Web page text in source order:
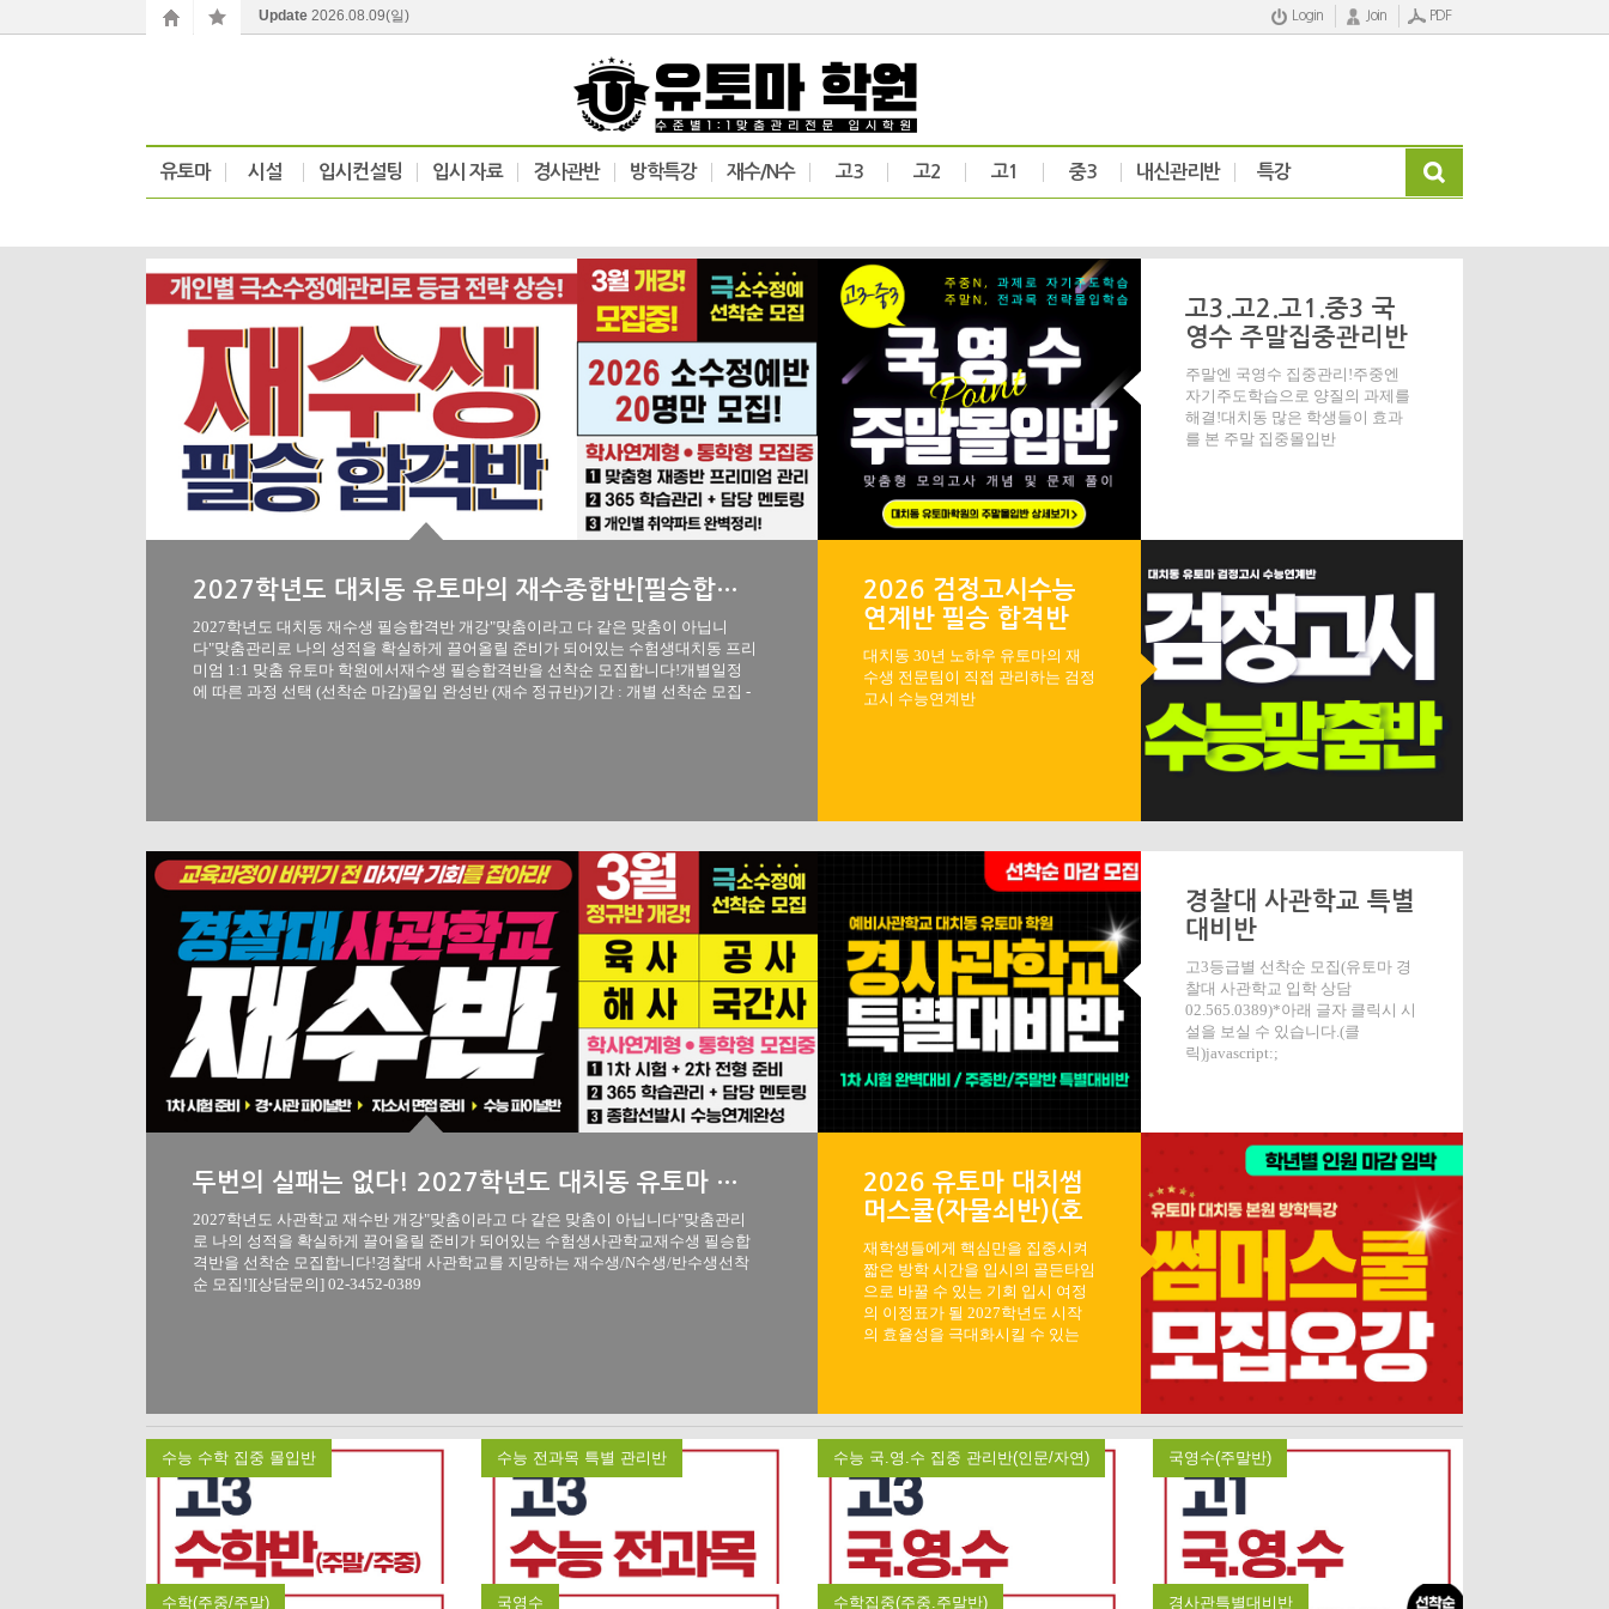
Update 2026.08.09(일) Login Join PDF
유토마 시설 입시컨설팅 입시 자료 경사관반 방학특강 재수/N수 고3 고2 고1 중3 내신관리반 특강
2027학년도 대치동 유토마의 재수종합반[필승합격반]
2027학년도 대치동 재수생 필승합격반 개강"맞춤이라고 다 같은 맞춤이 아닙니
다"맞춤관리로 나의 성적을 확실하게 끌어올릴 준비가 되어있는 수험생대치동 프리
미엄 1:1 맞춤 유토마 학원에서재수생 필승합격반을 선착순 모집합니다!개별일정
에 따른 과정 선택 (선착순 마감)몰입 완성반 (재수 정규반)기간 : 개별 선착순 모집 -
고3.고2.고1.중3 국
영수 주말집중관리반
주말엔 국영수 집중관리!주중엔
자기주도학습으로 양질의 과제를
해결!대치동 많은 학생들이 효과
를 본 주말 집중몰입반
2026 검정고시수능
연계반 필승 합격반
(인문/자연계열)
대치동 30년 노하우 유토마의 재
수생 전문팀이 직접 관리하는 검정
고시 수능연계반
두번의 실패는 없다! 2027학년도 대치동 유토마 경찰대/사관학교 재도전반
2027학년도 사관학교 재수반 개강"맞춤이라고 다 같은 맞춤이 아닙니다"맞춤관리
로 나의 성적을 확실하게 끌어올릴 준비가 되어있는 수험생사관학교재수생 필승합
격반을 선착순 모집합니다!경찰대 사관학교를 지망하는 재수생/N수생/반수생선착
순 모집!][상담문의] 02-3452-0389
경찰대 사관학교 특별
대비반
고3등급별 선착순 모집(유토마 경
찰대 사관학교 입학 상담
02.565.0389)*아래 글자 클릭시 시
설을 보실 수 있습니다.(클
릭)javascript:;
2026 유토마 대치썸
머스쿨(자물쇠반)(호
텔형 & 통학형)
재학생들에게 핵심만을 집중시켜
짧은 방학 시간을 입시의 골든타임
으로 바꿀 수 있는 기회 입시 여정
의 이정표가 될 2027학년도 시작
의 효율성을 극대화시킬 수 있는
춤 유토마 학원에서중/고등부
수능 수학 집중 몰입반
수능 전과목 특별 관리반 수능 국.영.수 집중 관리반(인문/자연) 국영수(주말반)
수학(주중/주말) 국영수 수학집중(주중.주말반) 경사관특별대비반